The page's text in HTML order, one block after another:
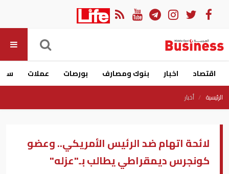
اقتصاد اخبار بنوك ومصارف بورصات عملات
الرئيسية أخبار
لائحة اتهام ضد الرئيس الأمريكي.. وعضو
كونجرس ديمقراطي يطالب بـ"عزله"